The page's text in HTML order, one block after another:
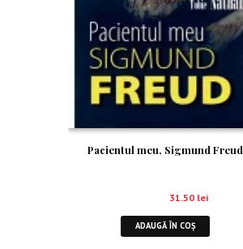
Pacientul meu, Sigmund Freud
31.50 lei
ADAUGĂ ÎN COȘ